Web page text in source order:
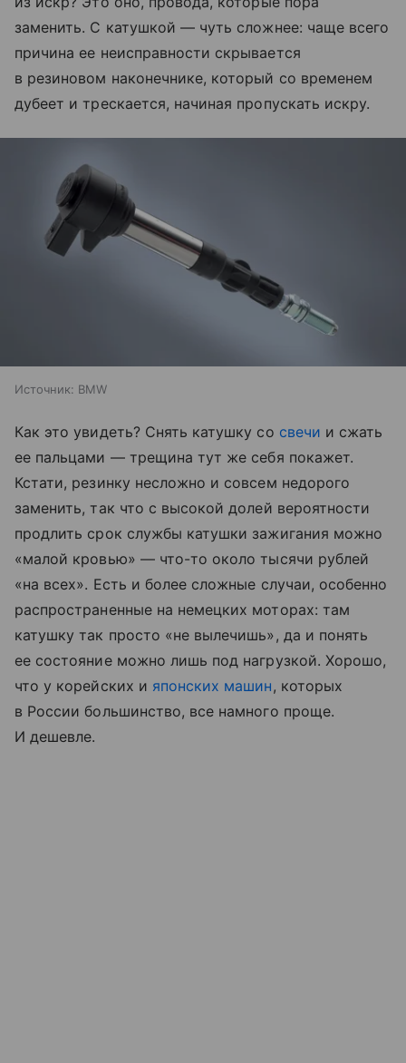
заменить. С катушкой — чуть сложнее: чаще всего
причина ее неисправности скрывается
в резиновом наконечнике, который со временем
дубеет и трескается, начиная пропускать искру.
Источник: BMW
Как это увидеть? Снять катушку со свечи и сжать
ее пальцами — трещина тут же себя покажет.
Кстати, резинку несложно и совсем недорого
заменить, так что с высокой долей вероятности
продлить срок службы катушки зажигания можно
«малой кровью» — что-то около тысячи рублей
«на всех». Есть и более сложные случаи, особенно
распространенные на немецких моторах: там
катушку так просто «не вылечишь», да и понять
ее состояние можно лишь под нагрузкой. Хорошо,
что у корейских и японских машин, которых
в России большинство, все намного проще.
И дешевле.